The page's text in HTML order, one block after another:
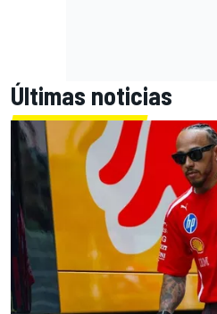
Últimas noticias